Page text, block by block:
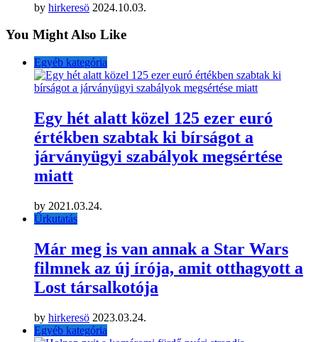
by hirkeresö 2024.10.03.
You Might Also Like
Egyéb kategória
Egy hét alatt közel 125 ezer euró
értékben szabtak ki bírságot a
járványügyi szabályok megsértése
miatt
by 2021.03.24.
Űrkutatás
Már meg is van annak a Star Wars
filmnek az új írója, amit otthagyott a
Lost társalkotója
by hirkeresö 2023.03.24.
Egyéb kategória